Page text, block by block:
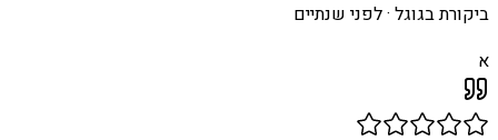
ביקורת בגוגל ·לפני שנתיים
א